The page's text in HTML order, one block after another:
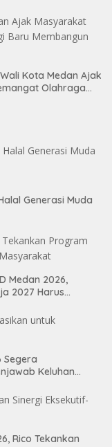
Kota Medan Ajak
Olahraga
Generasi Muda
Medan 2026,
2027 Harus
Segera
Keluhan
Rico Tekankan